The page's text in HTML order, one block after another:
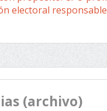
electoral responsable
(archivo)